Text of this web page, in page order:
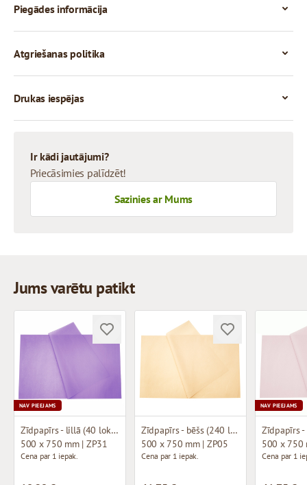
Piegādes informācija
Atgriešanas politika
Drukas iespējas
Ir kādi jautājumi?
Priecāsimies palīdzēt!
Sazinies ar Mums
Jums varētu patikt
NAV PIEEJAMS
Zīdpapīrs - lillā (40 loksnes)
500 x 750 mm | ZP31
Cena par 1 iepak.
Zīdpapīrs - bēšs (240 loksnes)
500 x 750 mm | ZP05
Cena par 1 iepak.
NAV PIEEJAMS
500 x 750
Cena par 1